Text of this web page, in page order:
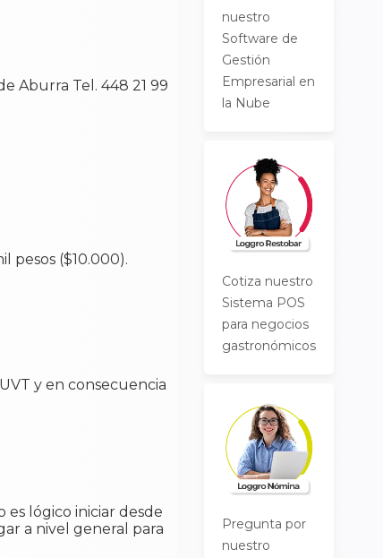
Aburra Tel. 448 21 99
pesos ($10.000).
y en consecuencia
lógico iniciar desde
a nivel general para
nuestro
Software de
Gestión
Empresarial en
la Nube
Cotiza nuestro
Sistema POS
para negocios
gastronómicos
Pregunta por
nuestro